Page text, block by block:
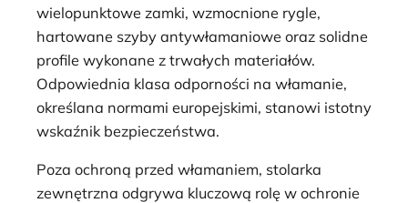
wielopunktowe zamki, wzmocnione rygle,
hartowane szyby antywłamaniowe oraz solidne
profile wykonane z trwałych materiałów.
Odpowiednia klasa odporności na włamanie,
określana normami europejskimi, stanowi istotny
wskaźnik bezpieczeństwa.
Poza ochroną przed włamaniem, stolarka
zewnętrzna odgrywa kluczową rolę w ochronie